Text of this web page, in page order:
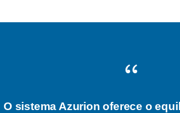
O sistema Azurion oferece o